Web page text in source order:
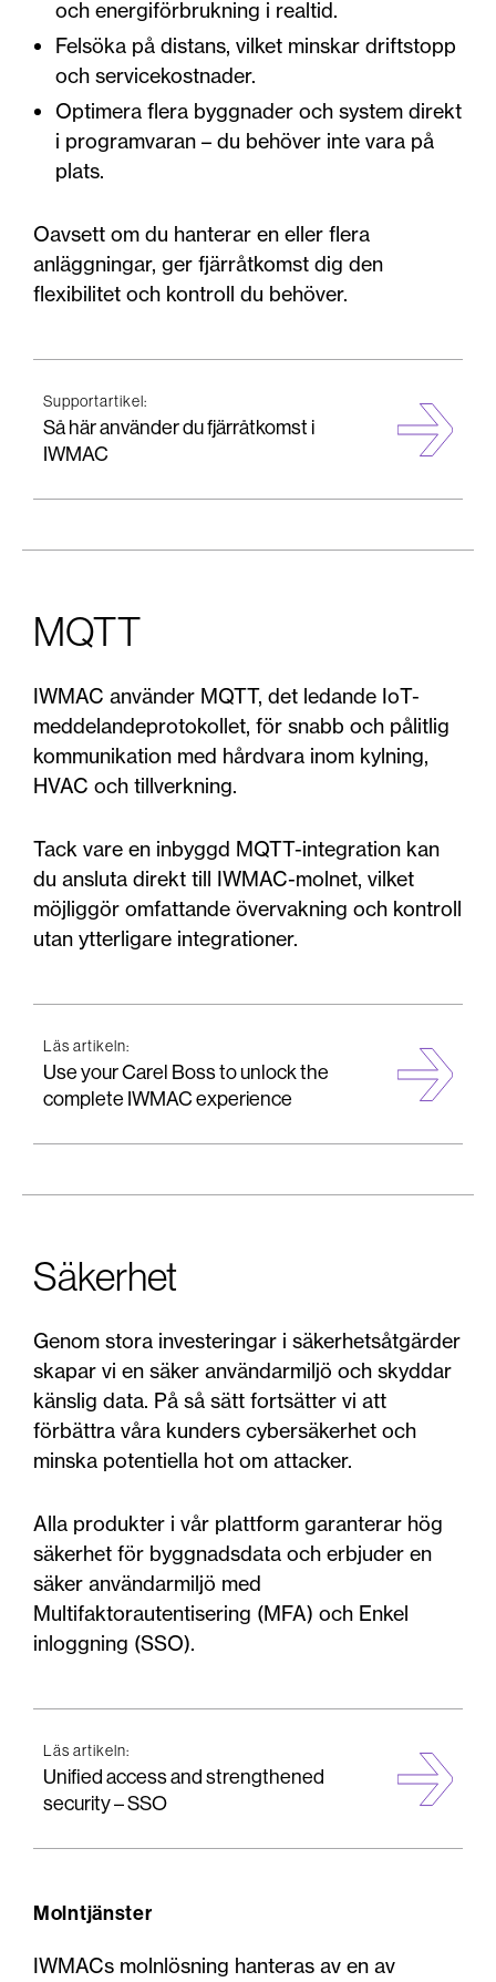
och energiförbrukning i realtid.
Felsöka på distans, vilket minskar driftstopp
och servicekostnader.
Optimera flera byggnader och system direkt
i programvaran – du behöver inte vara på
plats.
Oavsett om du hanterar en eller flera
anläggningar, ger fjärråtkomst dig den
flexibilitet och kontroll du behöver.
Supportartikel:
Så här använder du fjärråtkomst i
IWMAC
MQTT
IWMAC använder MQTT, det ledande IoT-
meddelandeprotokollet, för snabb och pålitlig
kommunikation med hårdvara inom kylning,
HVAC och tillverkning.
Tack vare en inbyggd MQTT-integration kan
du ansluta direkt till IWMAC-molnet, vilket
möjliggör omfattande övervakning och kontroll
utan ytterligare integrationer.
Läs artikeln:
Use your Carel Boss to unlock the
complete IWMAC experience
Säkerhet
Genom stora investeringar i säkerhetsåtgärder
skapar vi en säker användarmiljö och skyddar
känslig data. På så sätt fortsätter vi att
förbättra våra kunders cybersäkerhet och
minska potentiella hot om attacker.
Alla produkter i vår plattform garanterar hög
säkerhet för byggnadsdata och erbjuder en
säker användarmiljö med
Multifaktorautentisering (MFA) och Enkel
inloggning (SSO).
Läs artikeln:
Unified access and strengthened
security – SSO
Molntjänster
IWMACs molnlösning hanteras av en av